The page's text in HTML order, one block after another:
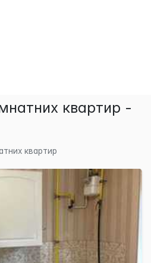
квартир -
квартир